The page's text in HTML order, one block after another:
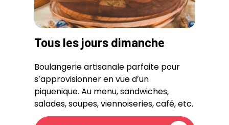
Tous les jours dimanche
Boulangerie artisanale parfaite pour
s’approvisionner en vue d’un
piquenique. Au menu, sandwiches,
salades, soupes, viennoiseries, café, etc.